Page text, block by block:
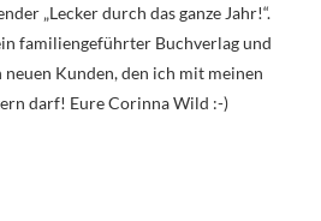
„Lecker durch das ganze Jahr!“.
familiengeführter Buchverlag und
Kunden, den ich mit meinen
darf! Eure Corinna Wild :-)